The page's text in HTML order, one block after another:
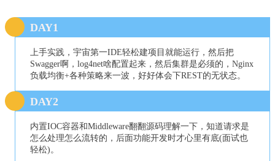
DAY1
上手实践，宇宙第一IDE轻松建项目就能运行，然后把
Swagger啊，log4net啥配置起来，然后集群是必须的，Nginx
负载均衡+各种策略来一波，好好体会下REST的无状态。
DAY2
内置IOC容器和Middleware翻翻源码理解一下，知道请求是
怎么处理怎么流转的，后面功能开发时才心里有底(面试也
轻松)。